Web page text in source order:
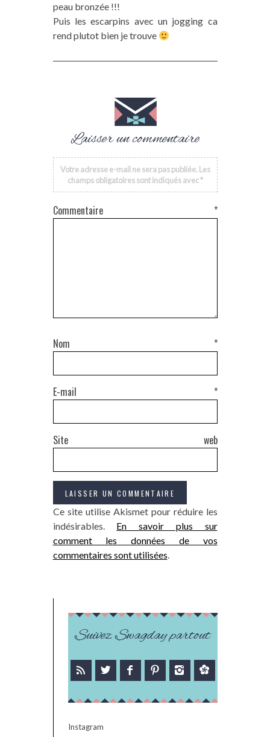
peau bronzée !!!
Puis les escarpins avec un jogging ca
rend plutot bien je trouve
Laisser un commentaire
Votre adresse e-mail ne sera pas publiée. Les
champs obligatoires sont indiqués avec*
Commentaire *
Nom *
E-mail *
Site web
Ce site utilise Akismet pour réduire les
indésirables. En savoir plus sur
comment les données de vos
commentaires sont utilisées.
Suivez Swagday partout
Instagram